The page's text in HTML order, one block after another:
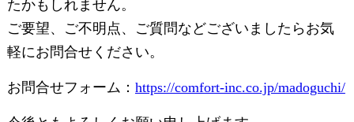
たかもしれません。
ご要望、ご不明点、ご質問などございましたらお気
軽にお問合せください。
お問合せフォーム： https://comfort-inc.co.jp/madoguchi/